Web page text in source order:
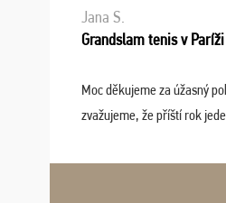
Jana S.
Grandslam tenis v
Moc děkujeme za úžasný
zvažujeme, že příští rok